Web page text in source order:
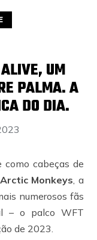
UM
PALMA. A
DO DIA.
como cabeças de
Arctic Monkeys, a
numerosos fãs
– o palco WFT
de 2023.